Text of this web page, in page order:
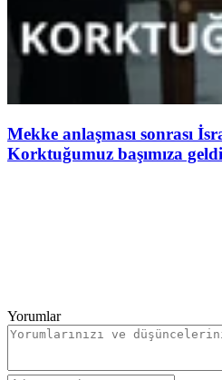
Mekke anlaşması sonrası
Korktuğumuz başımıza geldi
Yorumlar